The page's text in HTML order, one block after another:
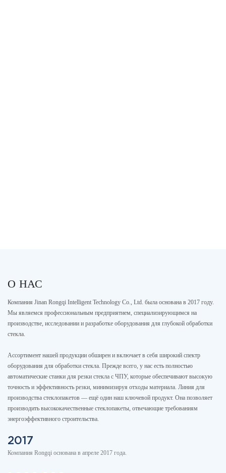
О НАС
Компания Jinan Rongqi Intelligent Technology Co., Ltd. была основана в 2017 году.
Мы являемся профессиональным предприятием, специализирующимся на
производстве, исследовании и разработке оборудования для глубокой обработки
стекла.
Ассортимент нашей продукции обширен и включает в себя широкий спектр
оборудования для обработки стекла. Прежде всего, у нас есть полностью
автоматические станки для резки стекла с ЧПУ, которые обеспечивают высокую
точность и эффективность резки, минимизируя отходы материала. Линия для
производства стеклопакетов — ещё один наш ключевой продукт. Она позволяет
производить высококачественные стеклопакеты, отвечающие требованиям
энергоэффективного строительства.
2017
Компания Rongqi основана в апреле 2017 года.